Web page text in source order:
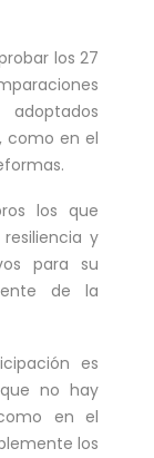
los 27
como en el
los que
y
para su
de la
es
no hay
en el
los